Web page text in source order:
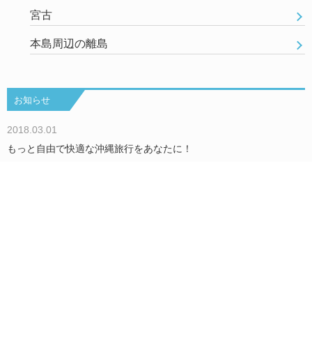
宮古
本島周辺の離島
お知らせ
2018.03.01
もっと自由で快適な沖縄旅行をあなたに！